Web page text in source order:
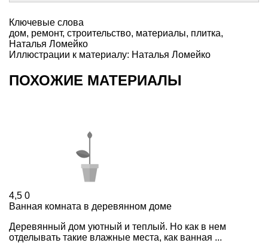
Ключевые слова
дом, ремонт, строительство, материалы, плитка,
Наталья Ломейко
Иллюстрации к материалу: Наталья Ломейко
ПОХОЖИЕ МАТЕРИАЛЫ
4,5 0
Ванная комната в деревянном доме
Деревянный дом уютный и теплый. Но как в нем
отделывать такие влажные места, как ванная ...